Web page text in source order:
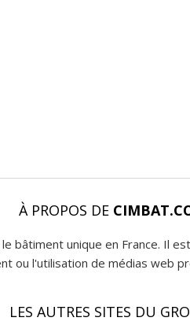
À PROPOS DE
bâtiment unique en France. Il
ou l'utilisation de médias web
LES AUTRES SITES DU